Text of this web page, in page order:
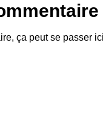
ça peut se passer